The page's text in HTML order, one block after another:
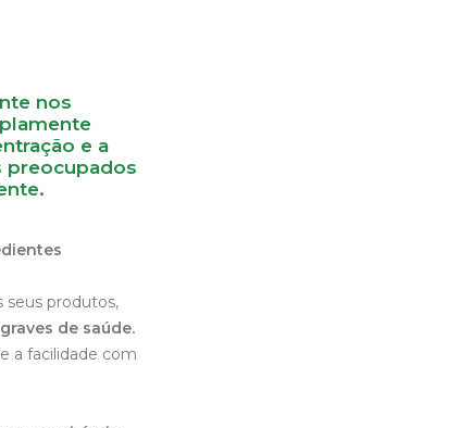
nos
e a
preocupados
seus produtos,
de saúde.
a facilidade com